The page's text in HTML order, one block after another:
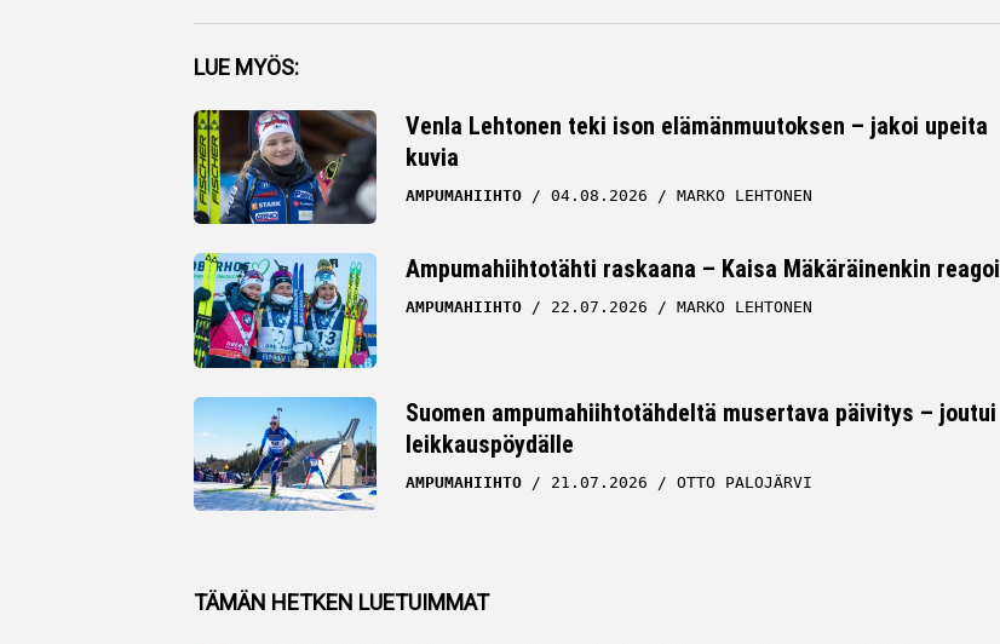
Facebook
Twitter
Whatsapp
LUE MYÖS:
Venla Lehtonen teki ison elämänmuutoksen – jakoi upeita
kuvia
AMPUMAHIIHTO 04.08.2026 MARKO LEHTONEN
Ampumahiihtotähti raskaana – Kaisa Mäkäräinenkin reagoi
AMPUMAHIIHTO 22.07.2026 MARKO LEHTONEN
Suomen ampumahiihtotähdeltä musertava päivitys – joutui
leikkauspöydälle
AMPUMAHIIHTO 21.07.2026 OTTO PALOJÄRVI
TÄMÄN HETKEN LUETUIMMAT